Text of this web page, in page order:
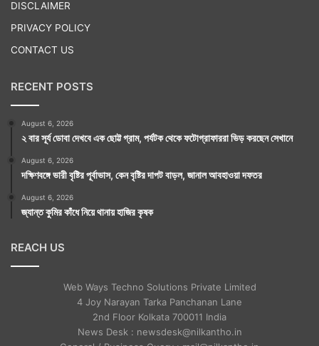
DISCLAIMER
PRIVACY POLICY
CONTACT US
RECENT POSTS
August 6, 2026
২ বার সূর্য ডোবা দেখবে এক ছোট্ট গ্রাম, পর্যটক থেকে ফটোগ্রাফাররা ভিড় করছেন সেখানে
August 6, 2026
দক্ষিণবঙ্গে ভারী বৃষ্টির পূর্বাভাস, কেন বৃষ্টির দাপট বাড়ল, জানাল আবহাওয়া দফতর
August 6, 2026
জ্যান্ত কুমির কাঁধে নিয়ে থানায় হাজির কৃষক
REACH US
Web Ways Techno Solutions Private Limited
4 Joy Narayan Tarka Panchanan Lane
2nd Floor Kolkata 700011 India
News Desk : newsdesk@nilkantho.in